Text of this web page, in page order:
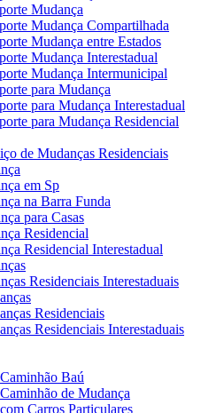
Mudança
Mudança Compartilhada
Mudança entre Estados
Mudança Interestadual
Mudança Intermunicipal
para Mudança
para Mudança Interestadual
para Mudança Residencial
de Mudanças Residenciais
em Sp
na Barra Funda
para Casas
Residencial
Residencial Interestadual
Residenciais Interestaduais
Residenciais
Residenciais Interestaduais
Baú
de Mudança
Carros Particulares